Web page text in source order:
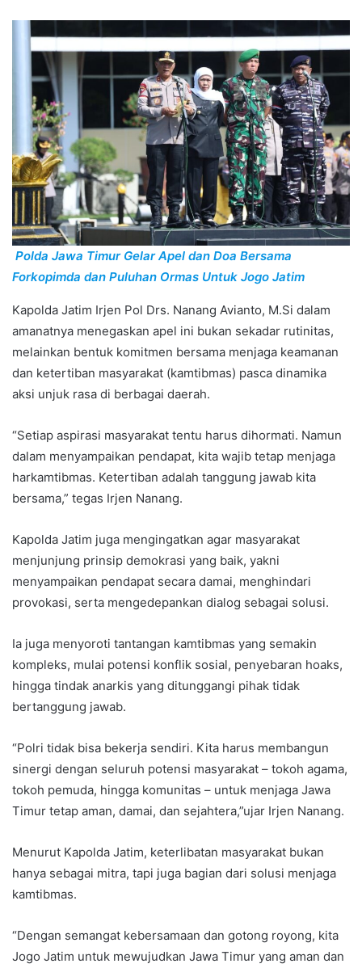
Polda Jawa Timur Gelar Apel dan Doa Bersama
Forkopimda dan Puluhan Ormas Untuk Jogo Jatim
Kapolda Jatim Irjen Pol Drs. Nanang Avianto, M.Si dalam
amanatnya menegaskan apel ini bukan sekadar rutinitas,
melainkan bentuk komitmen bersama menjaga keamanan
dan ketertiban masyarakat (kamtibmas) pasca dinamika
aksi unjuk rasa di berbagai daerah.
“Setiap aspirasi masyarakat tentu harus dihormati. Namun
dalam menyampaikan pendapat, kita wajib tetap menjaga
harkamtibmas. Ketertiban adalah tanggung jawab kita
bersama,” tegas Irjen Nanang.
Kapolda Jatim juga mengingatkan agar masyarakat
menjunjung prinsip demokrasi yang baik, yakni
menyampaikan pendapat secara damai, menghindari
provokasi, serta mengedepankan dialog sebagai solusi.
Ia juga menyoroti tantangan kamtibmas yang semakin
kompleks, mulai potensi konflik sosial, penyebaran hoaks,
hingga tindak anarkis yang ditunggangi pihak tidak
bertanggung jawab.
“Polri tidak bisa bekerja sendiri. Kita harus membangun
sinergi dengan seluruh potensi masyarakat – tokoh agama,
tokoh pemuda, hingga komunitas – untuk menjaga Jawa
Timur tetap aman, damai, dan sejahtera,”ujar Irjen Nanang.
Menurut Kapolda Jatim, keterlibatan masyarakat bukan
hanya sebagai mitra, tapi juga bagian dari solusi menjaga
kamtibmas.
“Dengan semangat kebersamaan dan gotong royong, kita
Jogo Jatim untuk mewujudkan Jawa Timur yang aman dan